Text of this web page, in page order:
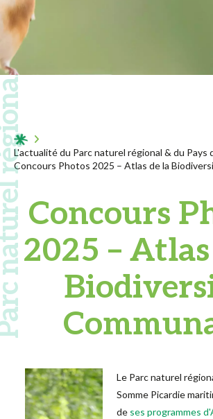
régional
Acceuil
L'actualité du Parc naturel régional & du
Concours Photos 2025 – Atlas de la
Concours
2025 –
Le Parc naturel
Somme Picardie
de ses programmes